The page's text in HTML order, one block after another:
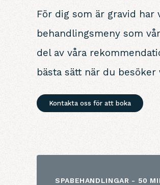
För dig som är gravid
behandlingsmeny som
del av våra
bästa sätt när du besöker
Kontakta oss för att boka
SPABEHANDLINGAR - 50